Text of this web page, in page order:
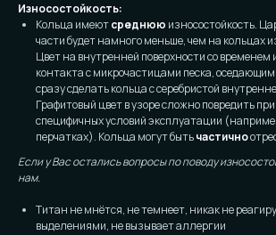
Износостойкость:
Кольца имеютсреднюю износостойкость.
части будет намного меньше, чем на кольцах
Цвет на внутренней поверхности со временем
контакта с микрочастицами песка,
сразу сделать кольца с серебристой
Графитовый цвет в узоре сложно повредить
специфичных условий эксплуатации
перчатках). Кольца могут бытьчастично
Если у Вас остались вопросы по поводу
нам.
Титан не мнётся, не темнеет, никак не
выделениями, не вызывает аллергии